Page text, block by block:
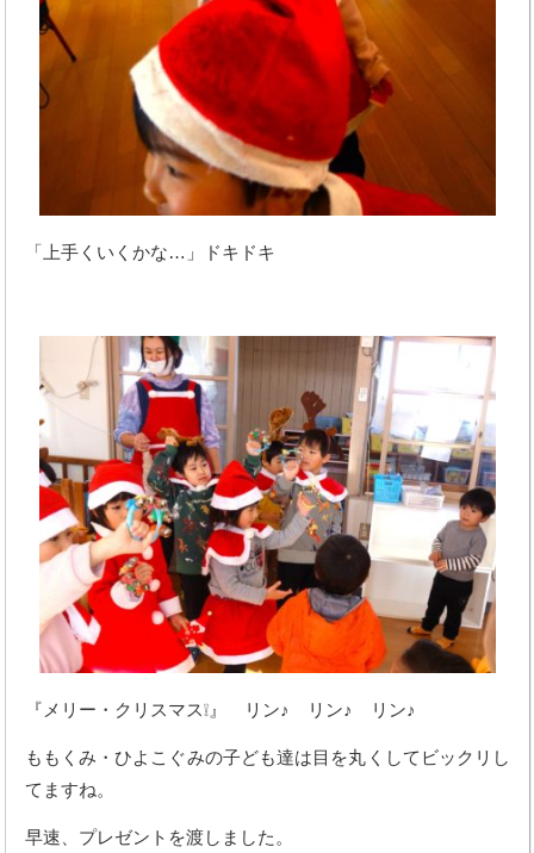
「上手くいくかな…」ドキドキ
『メリー・クリスマス❕』 リン♪ リン♪ リン♪
ももくみ・ひよこぐみの子ども達は目を丸くしてビックリし
てますね。
早速、プレゼントを渡しました。